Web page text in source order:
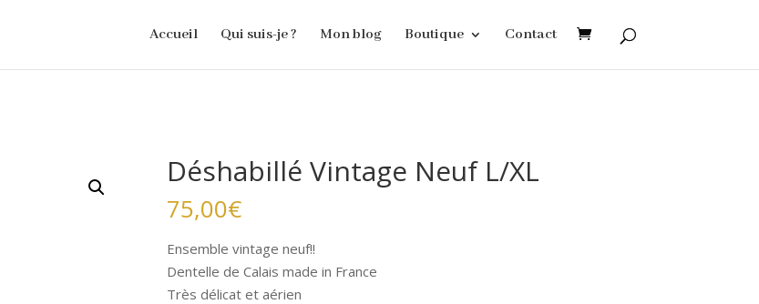
Accueil Qui suis-je ? Mon blog Boutique Contact
Déshabillé Vintage Neuf L/XL
75,00€
Ensemble vintage neuf!!
Dentelle de Calais made in France
Très délicat et aérien